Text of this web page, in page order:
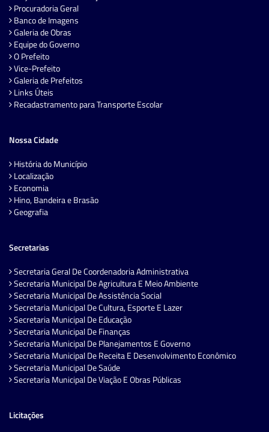
Procuradoria Geral
Banco de Imagens
Galeria de Obras
Equipe do Governo
O Prefeito
Vice-Prefeito
Galeria de Prefeitos
Links Úteis
Recadastramento para Transporte Escolar
Nossa Cidade
História do Município
Localização
Economia
Hino, Bandeira e Brasão
Geografia
Secretarias
Secretaria Geral De Coordenadoria Administrativa
Secretaria Municipal De Agricultura E Meio Ambiente
Secretaria Municipal De Assistência Social
Secretaria Municipal De Cultura, Esporte E Lazer
Secretaria Municipal De Educação
Secretaria Municipal De Finanças
Secretaria Municipal De Planejamentos E Governo
Secretaria Municipal De Receita E Desenvolvimento Econômico
Secretaria Municipal De Saúde
Secretaria Municipal De Viação E Obras Públicas
Licitações